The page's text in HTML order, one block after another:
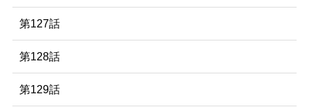
第127話
第128話
第129話